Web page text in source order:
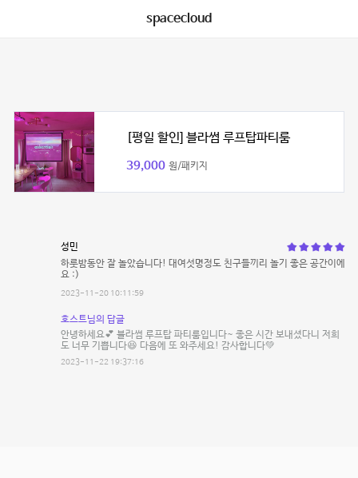
spacecloud
[평일 할인] 블라썸 루프탑파티룸
39,000 원/패키지
성민
하룻밤동안 잘 놀았습니다! 대여섯명정도 친구들끼리 놀기 좋은 공간이에
요 :)
2023-11-20 10:11:59
호스트님의 답글
안녕하세요💕 블라썸 루프탑 파티룸입니다~ 좋은 시간 보내셨다니 저희
도 너무 기쁩니다😆 다음에 또 와주세요! 감사합니다💚
2023-11-22 19:37:16